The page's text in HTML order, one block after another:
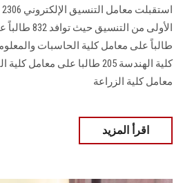
معامل كلية الزراعة
اقرأ المزيد